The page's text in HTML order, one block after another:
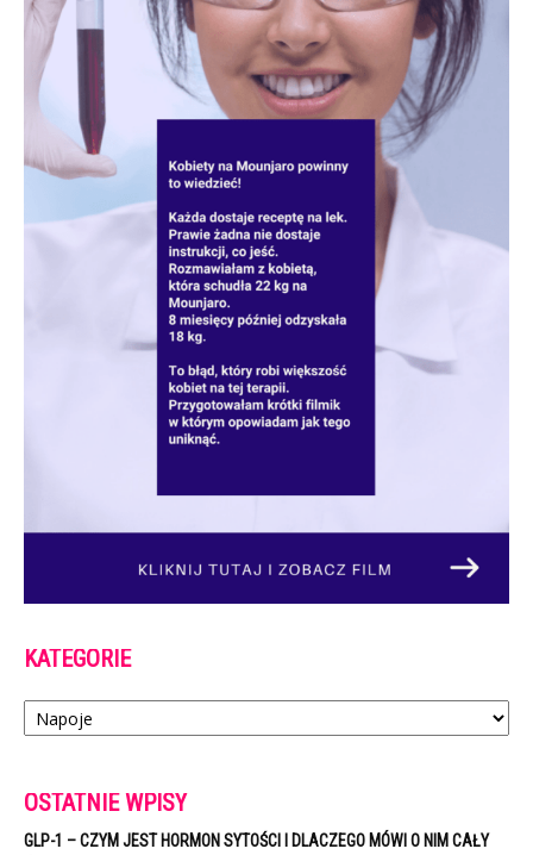
KATEGORIE
Kategorie
OSTATNIE WPISY
GLP-1 – CZYM JEST HORMON SYTOŚCI I DLACZEGO MÓWI O NIM CAŁY